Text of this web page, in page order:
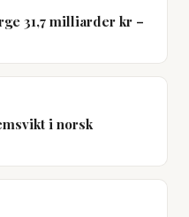
31,7 milliarder kr –
i norsk